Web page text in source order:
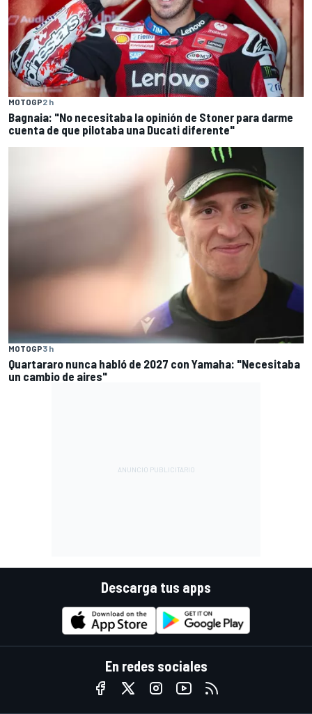
MOTOGP2 h
Bagnaia: "No necesitaba la opinión de Stoner para darme
cuenta de que pilotaba una Ducati diferente"
MOTOGP3 h
Quartararo nunca habló de 2027 con Yamaha: "Necesitaba
un cambio de aires"
Descarga tus apps
En redes sociales